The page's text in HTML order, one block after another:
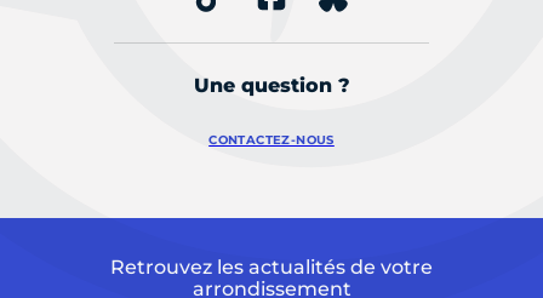
Une question ?
CONTACTEZ-NOUS
Retrouvez les actualités de votre
arrondissement